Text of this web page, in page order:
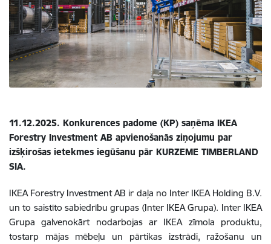
11.12.2025. Konkurences padome (KP) saņēma IKEA
Forestry Investment AB apvienošanās ziņojumu par
izšķirošas ietekmes iegūšanu pār KURZEME TIMBERLAND
SIA.
IKEA Forestry Investment AB ir daļa no Inter IKEA Holding B.V.
un to saistīto sabiedrību grupas (Inter IKEA Grupa). Inter IKEA
Grupa galvenokārt nodarbojas ar IKEA zīmola produktu,
tostarp mājas mēbeļu un pārtikas izstrādi, ražošanu un